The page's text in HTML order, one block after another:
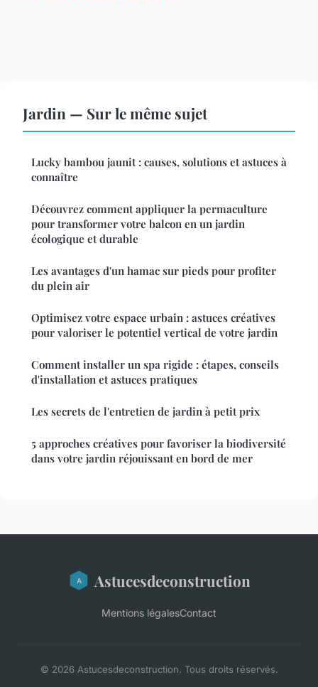
Jardin — Sur le même sujet
Lucky bambou jaunit : causes, solutions et astuces à
connaître
Découvrez comment appliquer la permaculture
pour transformer votre balcon en un jardin
écologique et durable
Les avantages d'un hamac sur pieds pour profiter
du plein air
Optimisez votre espace urbain : astuces créatives
pour valoriser le potentiel vertical de votre jardin
Comment installer un spa rigide : étapes, conseils
d'installation et astuces pratiques
Les secrets de l'entretien de jardin à petit prix
5 approches créatives pour favoriser la biodiversité
dans votre jardin réjouissant en bord de mer
Astucesdeconstruction
Mentions légalesContact
© 2026 Astucesdeconstruction. Tous droits réservés.